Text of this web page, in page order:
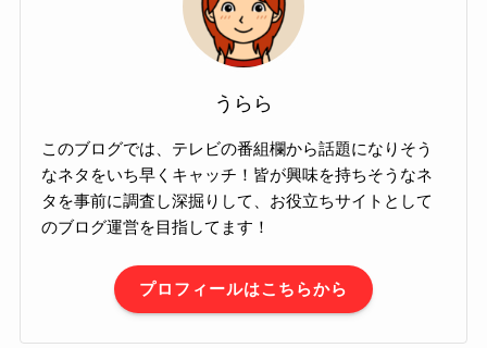
うらら
このブログでは、テレビの番組欄から話題になりそう
なネタをいち早くキャッチ！皆が興味を持ちそうなネ
タを事前に調査し深掘りして、お役立ちサイトとして
のブログ運営を目指してます！
プロフィールはこちらから